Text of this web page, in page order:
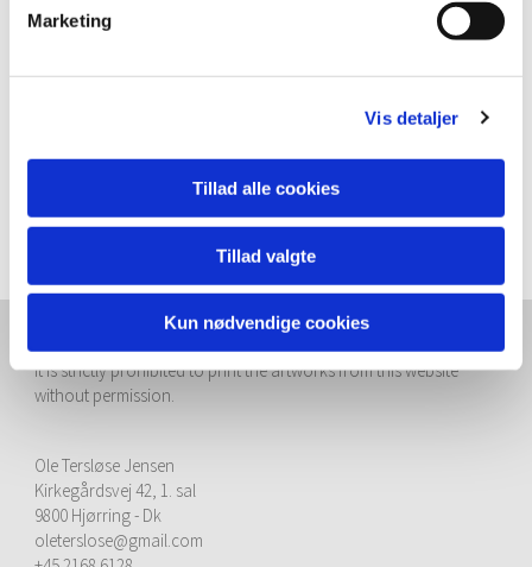
Marketing
Vis detaljer
Tillad alle cookies
Tillad valgte
Kun nødvendige cookies
Far from the traditional, sentimental way of portraying children they
suggests that the world and the feelings of the child is a lost and
forgotten realm that the grown up viewer is denied acces to.
© 2015 Ole Tersløse Jensen. All rights reserved.
It is strictly prohibited to print the artworks from this website
without permission.
Ole Tersløse Jensen
Kirkegårdsvej 42, 1. sal
9800 Hjørring - Dk
oleterslose@gmail.com